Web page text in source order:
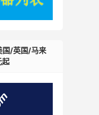
/英国/马来
起